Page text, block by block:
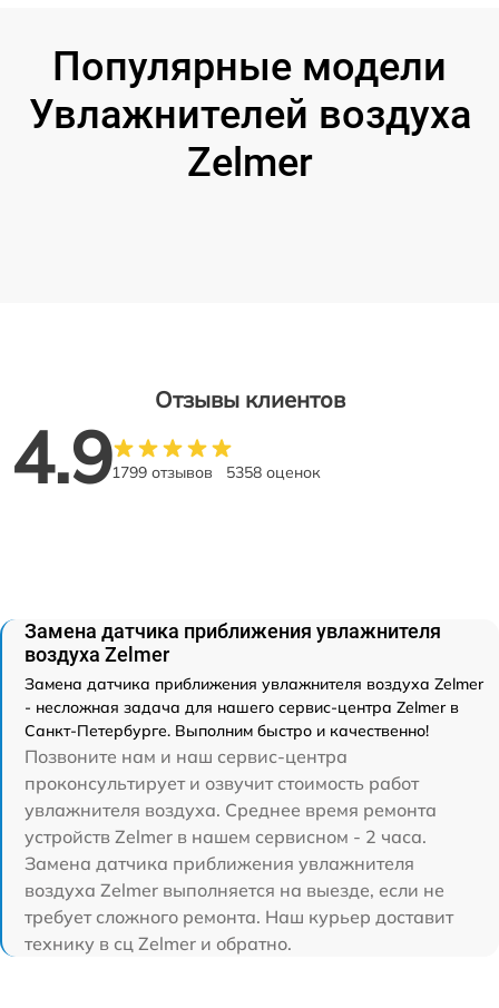
Популярные модели
Увлажнителей воздуха
Zelmer
Отзывы клиентов
4.91799 отзывов 5358 оценок
Замена датчика приближения увлажнителя
воздуха Zelmer
Замена датчика приближения увлажнителя воздуха Zelmer
- несложная задача для нашего сервис-центра Zelmer в
Санкт-Петербурге. Выполним быстро и качественно!
Позвоните нам и наш сервис-центра
проконсультирует и озвучит стоимость работ
увлажнителя воздуха. Среднее время ремонта
устройств Zelmer в нашем сервисном - 2 часа.
Замена датчика приближения увлажнителя
воздуха Zelmer выполняется на выезде, если не
требует сложного ремонта. Наш курьер доставит
технику в сц Zelmer и обратно.